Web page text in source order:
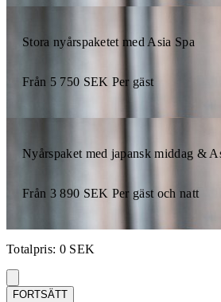
Stora nyårspaketet med Asia Spa
Från 5 750 SEK Per gäst
Nyårspaket med japansk middag &
Från 3 890 SEK Per gäst och natt
Totalpris: 0 SEK
FORTSÄTT